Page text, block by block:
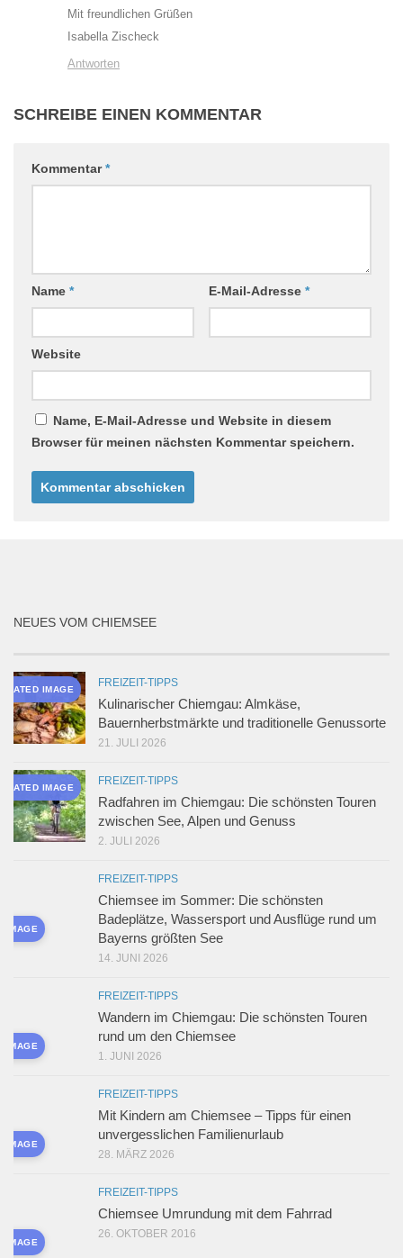
Mit freundlichen Grüßen
Isabella Zischeck
Antworten
SCHREIBE EINEN KOMMENTAR
Kommentar*
Name * E-Mail-Adresse *
Website
Name, E-Mail-Adresse und Website in diesem
Browser für meinen nächsten Kommentar speichern.
NEUES VOM CHIEMSEE
IMAGE FREIZEIT-TIPPS
Kulinarischer Chiemgau: Almkäse,
Bauernherbstmärkte und traditionelle Genussorte
21. JULI 2026
IMAGE FREIZEIT-TIPPS
Radfahren im Chiemgau: Die schönsten Touren
zwischen See, Alpen und Genuss
2. JULI 2026
IMAGE
FREIZEIT-TIPPS
Chiemsee im Sommer: Die schönsten
Badeplätze, Wassersport und Ausflüge rund um
Bayerns größten See
14. JUNI 2026
IMAGE
FREIZEIT-TIPPS
Wandern im Chiemgau: Die schönsten Touren
rund um den Chiemsee
1. JUNI 2026
IMAGE
FREIZEIT-TIPPS
Mit Kindern am Chiemsee – Tipps für einen
unvergesslichen Familienurlaub
28. MÄRZ 2026
IMAGE
FREIZEIT-TIPPS
Chiemsee Umrundung mit dem Fahrrad
26. OKTOBER 2016